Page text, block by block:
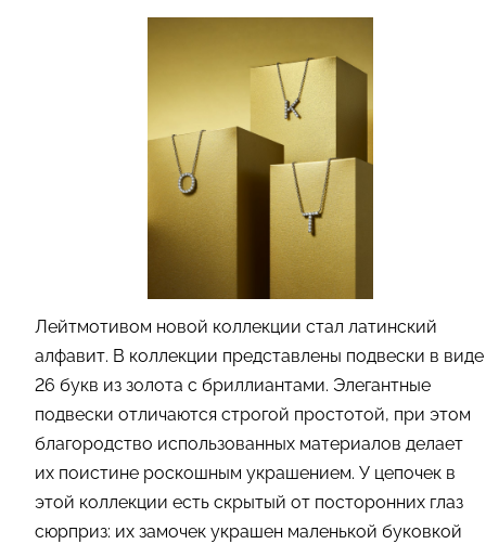
Лейтмотивом новой коллекции стал латинский
алфавит. В коллекции представлены подвески в виде
26 букв из золота с бриллиантами. Элегантные
подвески отличаются строгой простотой, при этом
благородство использованных материалов делает
их поистине роскошным украшением. У цепочек в
этой коллекции есть скрытый от посторонних глаз
сюрприз: их замочек украшен маленькой буковкой